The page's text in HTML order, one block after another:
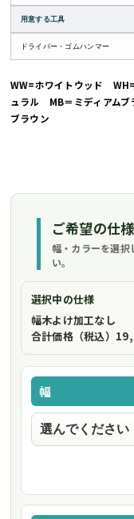
用意する工具
ドライバー・ゴムハンマー
WW=ホワイトウッド
ュラル MB＝ミディアム
ブラウン
ご希望の仕
幅・カラーを選
い。
選択中の仕様
幅木よけ加工なし
合計価格（税込）
幅